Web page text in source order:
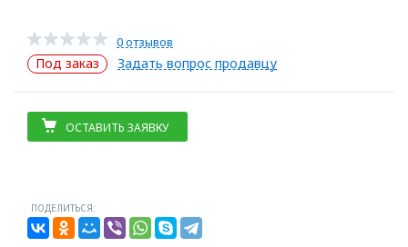
0 отзывов
Под заказ Задать вопрос продавцу
ОСТАВИТЬ ЗАЯВКУ
ПОДЕЛИТЬСЯ: